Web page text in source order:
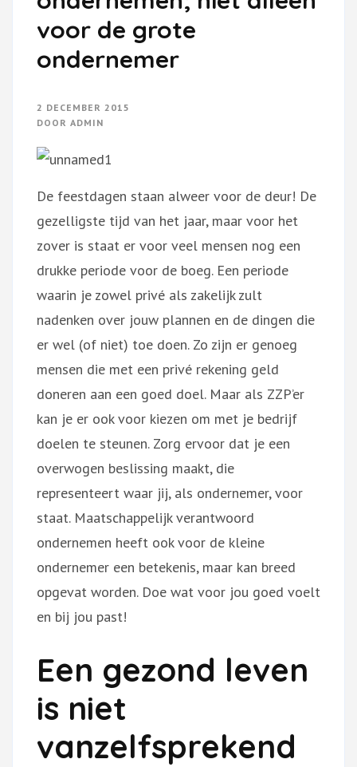
voor de grote
ondernemer
2 DECEMBER 2015
DOOR ADMIN
De feestdagen staan alweer voor de deur! De
gezelligste tijd van het jaar, maar voor het
zover is staat er voor veel mensen nog een
drukke periode voor de boeg. Een periode
waarin je zowel privé als zakelijk zult
nadenken over jouw plannen en de dingen die
er wel (of niet) toe doen. Zo zijn er genoeg
mensen die met een privé rekening geld
doneren aan een goed doel. Maar als ZZP’er
kan je er ook voor kiezen om met je bedrijf
doelen te steunen. Zorg ervoor dat je een
overwogen beslissing maakt, die
representeert waar jij, als ondernemer, voor
staat. Maatschappelijk verantwoord
ondernemen heeft ook voor de kleine
ondernemer een betekenis, maar kan breed
opgevat worden. Doe wat voor jou goed voelt
en bij jou past!
Een gezond leven
is niet
vanzelfsprekend